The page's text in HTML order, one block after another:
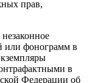
прав,
или фонограмм в
в
Федерации об